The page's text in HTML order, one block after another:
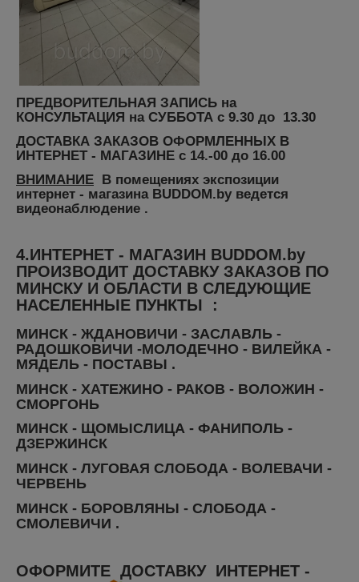
ПРЕДВОРИТЕЛЬНАЯ ЗАПИСЬ на
КОНСУЛЬТАЦИЯ на СУББОТА с 9.30 до 13.30
ДОСТАВКА ЗАКАЗОВ ОФОРМЛЕННЫХ В
ИНТЕРНЕТ - МАГАЗИНЕ с 14.-00 до 16.00
ВНИМАНИЕ В помещениях экспозиции
интернет - магазина BUDDOM.by ведется
видеонаблюдение .
4.ИНТЕРНЕТ - МАГАЗИН BUDDOM.by
ПРОИЗВОДИТ ДОСТАВКУ ЗАКАЗОВ ПО
МИНСКУ И ОБЛАСТИ В СЛЕДУЮЩИЕ
НАСЕЛЕННЫЕ ПУНКТЫ :
МИНСК - ЖДАНОВИЧИ - ЗАСЛАВЛЬ -
РАДОШКОВИЧИ -МОЛОДЕЧНО - ВИЛЕЙКА -
МЯДЕЛЬ - ПОСТАВЫ .
МИНСК - ХАТЕЖИНО - РАКОВ - ВОЛОЖИН -
СМОРГОНЬ
МИНСК - ЩОМЫСЛИЦА - ФАНИПОЛЬ -
ДЗЕРЖИНСК
МИНСК - ЛУГОВАЯ СЛОБОДА - ВОЛЕВАЧИ -
ЧЕРВЕНЬ
МИНСК - БОРОВЛЯНЫ - СЛОБОДА -
СМОЛЕВИЧИ .
ОФОРМИТЕ ДОСТАВКУ ИНТЕРНЕТ -